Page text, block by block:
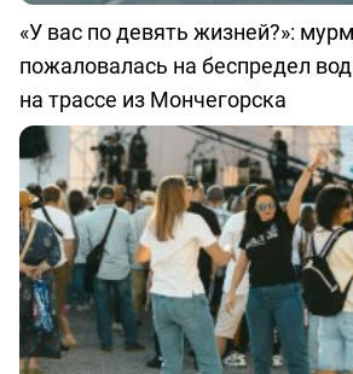
«У вас по девять жизней?»:
пожаловалась на беспредел
на трассе из Мончегорска